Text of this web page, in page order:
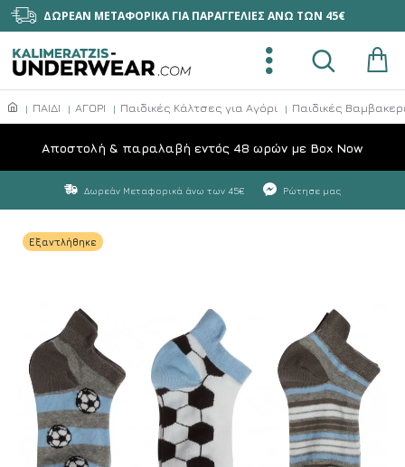
ΔΩΡΕΑΝ ΜΕΤΑΦΟΡΙΚΑ ΓΙΑ ΠΑΡΑΓΓΕΛΙΕΣ ΑΝΩ ΤΩΝ 45€
ΠΑΙΔΙ ΑΓΟΡΙ Παιδικές Kάλτσες για Αγόρι Παιδικές
Aποστολή & παραλαβή εντός 48 ωρών με Box Now
Δωρεάν Μεταφορικά άνω των 45€ Ρώτησε μας
Εξαντλήθηκε